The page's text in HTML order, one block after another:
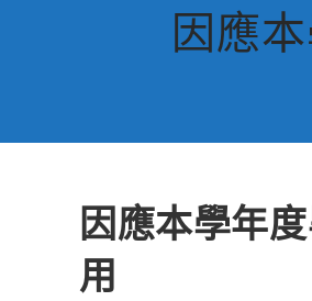
因應
因應本學年
用